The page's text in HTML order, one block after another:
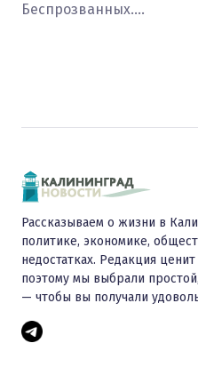
Беспрозванных.…
Рассказываем о жизни в
политике, экономике,
недостатках. Редакция
поэтому мы выбрали
— чтобы вы получали